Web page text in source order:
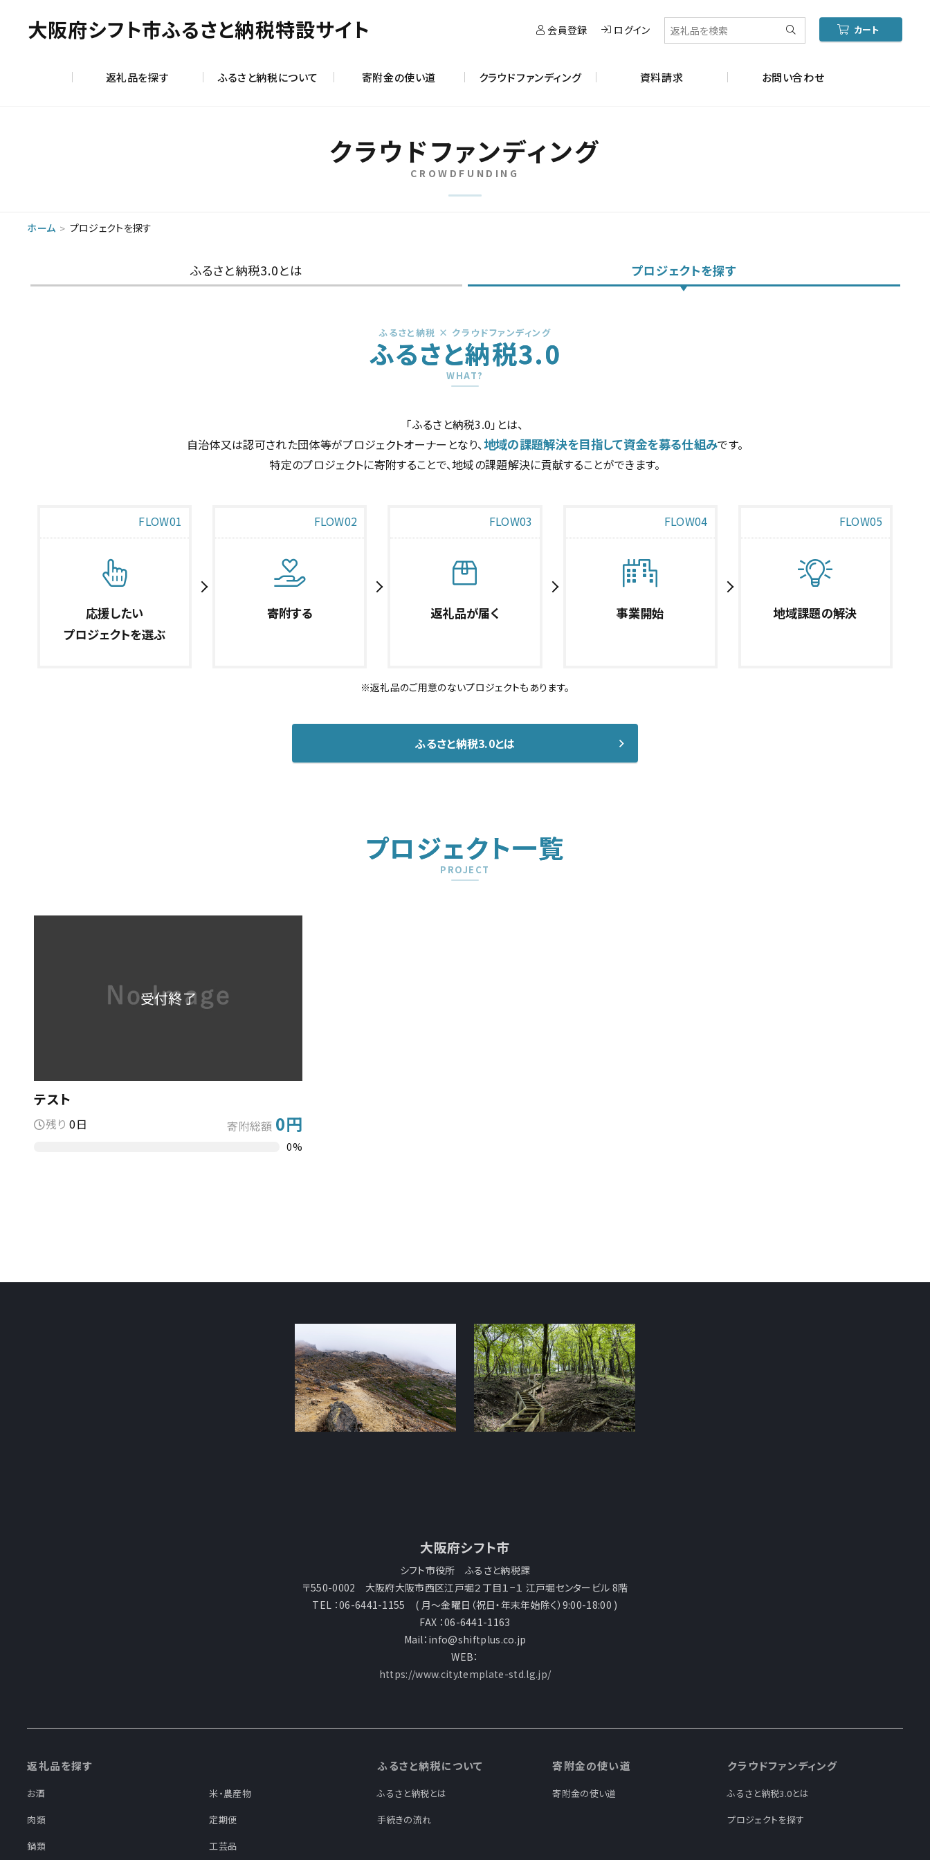
大阪府シフト市ふるさと納税特設サイト 会員登録 ログイン カート
返礼品を探す ふるさと納税について 寄附金の使い道 クラウドファンディング 資料請求 お問い合わせ
クラウドファンディング
CROWDFUNDING
ホーム プロジェクトを探す
ふるさと納税3.0とは プロジェクトを探す
ふるさと納税 × クラウドファンディング
ふるさと納税3.0
WHAT?
「ふるさと納税3.0」とは、
自治体又は認可された団体等がプロジェクトオーナーとなり、地域の課題解決を目指して資金を募る仕組みです。
特定のプロジェクトに寄附することで、地域の課題解決に貢献することができます。
FLOW01
応援したい
プロジェクトを選ぶ
FLOW02
寄附する
FLOW03
返礼品が届く
FLOW04
事業開始
FLOW05
地域課題の解決
※返礼品のご用意のないプロジェクトもあります。
ふるさと納税3.0とは
プロジェクト一覧
PROJECT
テスト
残り 0日 寄附総額 0円
0%
大阪府シフト市
シフト市役所 ふるさと納税課
〒550-0002 大阪府大阪市西区江戸堀２丁目１−１ 江戸堀センタービル 8階
TEL ：06-6441-1155 ( 月～金曜日（祝日・年末年始除く）9:00-18:00 )
FAX ：06-6441-1163
Mail：info@shiftplus.co.jp
WEB：
https://www.city.template-std.lg.jp/
返礼品を探す
お酒
肉類
鍋類
米・農産物
定期便
工芸品
ふるさと納税について
ふるさと納税とは
手続きの流れ
寄附金の使い道
寄附金の使い道
クラウドファンディング
ふるさと納税3.0とは
プロジェクトを探す